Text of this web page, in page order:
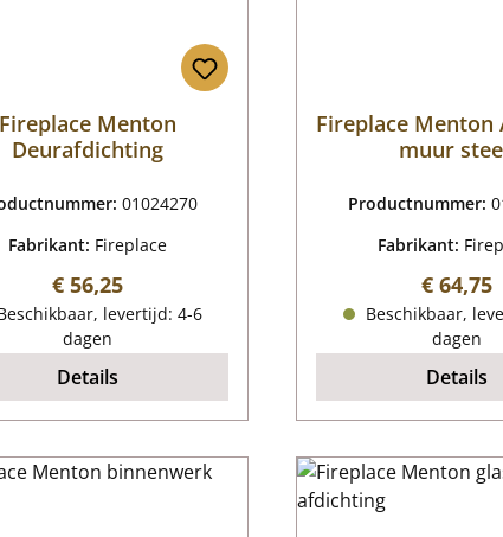
Fireplace Menton
Deurafdichting
01024270
Fabrikant: Fireplace
Normale prijs:
€ 56,25
levertijd: 4-6
dagen
Details
Fireplace Menton
muur
Productnummer:
Fabrikant:
€ 64,75
Beschikbaar,
dagen
Details